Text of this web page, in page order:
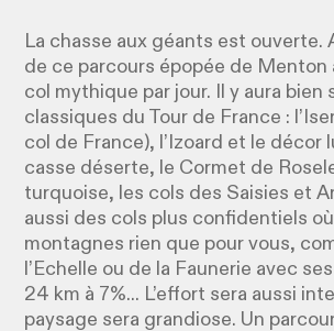
La chasse aux géants est ouverte.
de ce parcours épopée de Menton
col mythique par jour. Il y aura bien
classiques du Tour de France :
col de France), l’Izoard et le décor
casse déserte, le Cormet de
turquoise, les cols des Saisies et
aussi des cols plus confidentiels
montagnes rien que pour vous,
l’Echelle ou de la Faunerie avec
24 km à 7%... L’effort sera aussi
paysage sera grandiose. Un